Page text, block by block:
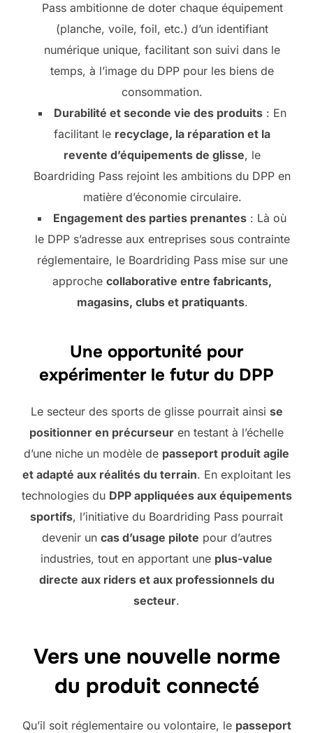
Pass ambitionne de doter chaque équipement
(planche, voile, foil, etc.) d’un identifiant
numérique unique, facilitant son suivi dans le
temps, à l’image du DPP pour les biens de
consommation.
Durabilité et seconde vie des produits: En
facilitant le recyclage, la réparation et la
revente d’équipements de glisse, le
Boardriding Pass rejoint les ambitions du DPP en
matière d’économie circulaire.
Engagement des parties prenantes : Là où
le DPP s’adresse aux entreprises sous contrainte
réglementaire, le Boardriding Pass mise sur une
approche collaborative entre fabricants,
magasins, clubs et pratiquants.
Une opportunité pour
expérimenter le futur du DPP
Le secteur des sports de glisse pourrait ainsi se
positionner en précurseur en testant à l’échelle
d’une niche un modèle de passeport produit agile
et adapté aux réalités du terrain. En exploitant les
technologies du DPP appliquées aux équipements
sportifs, l’initiative du Boardriding Pass pourrait
devenir un cas d’usage pilote pour d’autres
industries, tout en apportant une plus-value
directe aux riders et aux professionnels du
secteur.
Vers une nouvelle norme
du produit connecté
Qu’il soit réglementaire ou volontaire, le passeport